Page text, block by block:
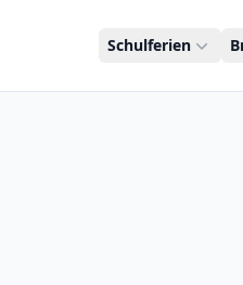
Schulferien